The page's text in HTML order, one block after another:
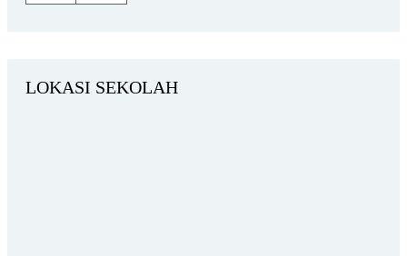
LOKASI SEKOLAH